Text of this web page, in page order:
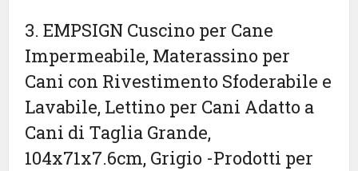
3. EMPSIGN Cuscino per Cane
Impermeabile, Materassino per
Cani con Rivestimento Sfoderabile e
Lavabile, Lettino per Cani Adatto a
Cani di Taglia Grande,
104x71x7.6cm, Grigio -Prodotti per